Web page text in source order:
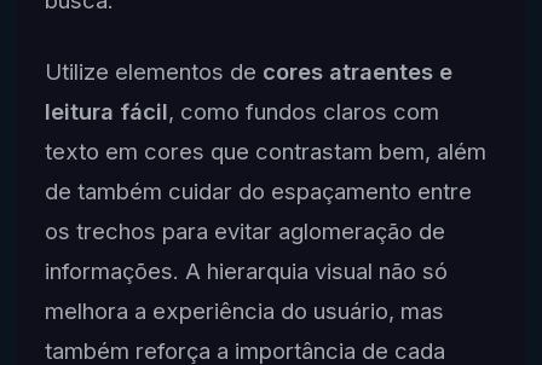
Utilize elementos de cores atraentes e
leitura fácil, como fundos claros com
texto em cores que contrastam bem, além
de também cuidar do espaçamento entre
os trechos para evitar aglomeração de
informações. A hierarquia visual não só
melhora a experiência do usuário, mas
também reforça a importância de cada